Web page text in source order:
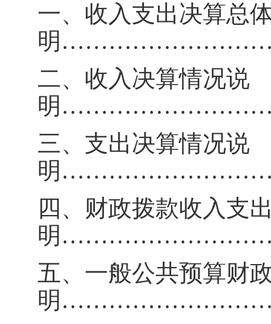
一、收入支出决算总
明
二、收入决算情况说
明
三、支出决算情况说
明
四、财政拨款收入支
明
五、一般公共预算财
明